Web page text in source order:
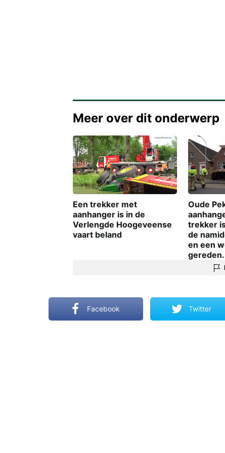
Meer over dit onderwerp
Een trekker met
aanhanger is in de
Verlengde Hoogeveense
vaart beland
Oude
trekker
de
en een
gereden.
Facebook Twitter